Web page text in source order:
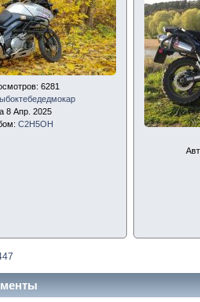
6281
8 Апр. 2025
С2Н5ОН